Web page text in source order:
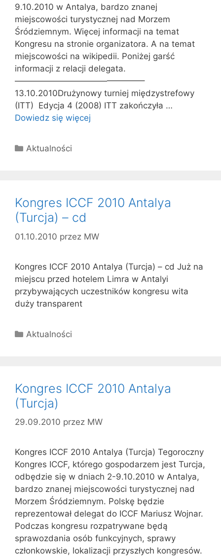
9.10.2010 w Antalya, bardzo znanej
miejscowości turystycznej nad Morzem
Śródziemnym. Więcej informacji na temat
Kongresu na stronie organizatora. A na temat
miejscowości na wikipedii. Poniżej garść
informacji z relacji delegata.
———————————————–
13.10.2010Drużynowy turniej międzystrefowy
(ITT) Edycja 4 (2008) ITT zakończyła …
Dowiedz się więcej
Kategorie
Aktualności
Kongres ICCF 2010 Antalya
(Turcja) – cd
01.10.2010 przez MW
Kongres ICCF 2010 Antalya (Turcja) – cd Już na
miejscu przed hotelem Limra w Antalyi
przybywających uczestników kongresu wita
duży transparent
Kategorie
Aktualności
Kongres ICCF 2010 Antalya
(Turcja)
29.09.2010 przez MW
Kongres ICCF 2010 Antalya (Turcja) Tegoroczny
Kongres ICCF, którego gospodarzem jest Turcja,
odbędzie się w dniach 2-9.10.2010 w Antalya,
bardzo znanej miejscowości turystycznej nad
Morzem Śródziemnym. Polskę będzie
reprezentował delegat do ICCF Mariusz Wojnar.
Podczas kongresu rozpatrywane będą
sprawozdania osób funkcyjnych, sprawy
członkowskie, lokalizacji przyszłych kongresów.